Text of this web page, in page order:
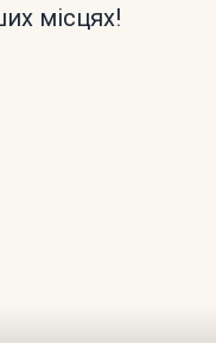
місцях!